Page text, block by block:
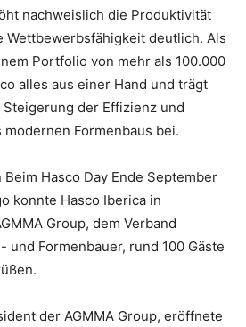
nachweislich die Produktivität
Wettbewerbsfähigkeit deutlich. Als
Portfolio von mehr als 100.000
alles aus einer Hand und trägt
der Effizienz und
Formenbaus bei.
Beim Hasco Day Ende September
konnte Hasco Iberica in
Group, dem Verband
und Formenbauer, rund 100 Gäste
der AGMMA Group, eröffnete